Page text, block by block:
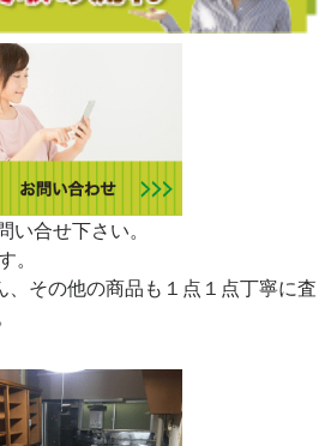
い合せ下さい。
。
、その他の商品も１点１点丁寧に査